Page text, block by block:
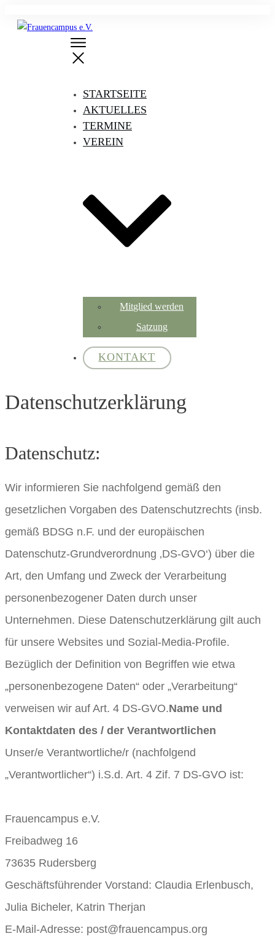
STARTSEITE
AKTUELLES
TERMINE
VEREIN
Mitglied werden
Satzung
KONTAKT
Datenschutzerklärung
Datenschutz:
Wir informieren Sie nachfolgend gemäß den
gesetzlichen Vorgaben des Datenschutzrechts (insb.
gemäß BDSG n.F. und der europäischen
Datenschutz-Grundverordnung ‚DS-GVO‘) über die
Art, den Umfang und Zweck der Verarbeitung
personenbezogener Daten durch unser
Unternehmen. Diese Datenschutzerklärung gilt auch
für unsere Websites und Sozial-Media-Profile.
Bezüglich der Definition von Begriffen wie etwa
„personenbezogene Daten“ oder „Verarbeitung“
verweisen wir auf Art. 4 DS-GVO.Name und
Kontaktdaten des / der Verantwortlichen
Unser/e Verantwortliche/r (nachfolgend
„Verantwortlicher“) i.S.d. Art. 4 Zif. 7 DS-GVO ist:
Frauencampus e.V.
Freibadweg 16
73635 Rudersberg
Geschäftsführender Vorstand: Claudia Erlenbusch,
Julia Bicheler, Katrin Therjan
E-Mail-Adresse: post@frauencampus.org